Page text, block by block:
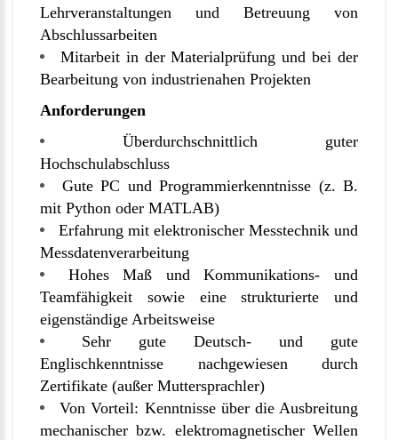
Lehrveranstaltungen und Betreuung von
Abschlussarbeiten
Mitarbeit in der Materialprüfung und bei der
Bearbeitung von industrienahen Projekten
Anforderungen
Überdurchschnittlich guter
Hochschulabschluss
Gute PC und Programmierkenntnisse (z. B.
mit Python oder MATLAB)
Erfahrung mit elektronischer Messtechnik und
Messdatenverarbeitung
Hohes Maß und Kommunikations- und
Teamfähigkeit sowie eine strukturierte und
eigenständige Arbeitsweise
Sehr gute Deutsch- und gute
Englischkenntnisse nachgewiesen durch
Zertifikate (außer Muttersprachler)
Von Vorteil: Kenntnisse über die Ausbreitung
mechanischer bzw. elektromagnetischer Wellen